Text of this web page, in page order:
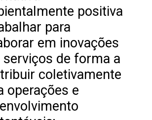
positiva
para
em inovações
serviços de forma a
coletivamente
operações e